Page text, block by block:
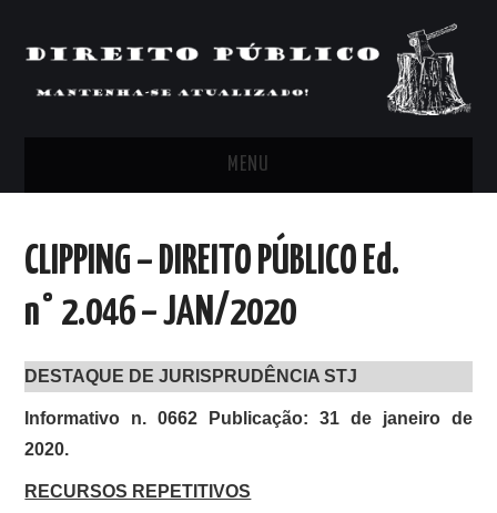
MENU
ARTIGOS, COMENTÁRIOS E PONTOS
CLIPPING’S
CONTATO
SOBRE
CLIPPING – DIREITO PÚBLICO Ed.
n° 2.046 – JAN/2020
DESTAQUE DE JURISPRUDÊNCIA STJ
Informativo n. 0662 Publicação: 31 de janeiro de
2020.
RECURSOS REPETITIVOS